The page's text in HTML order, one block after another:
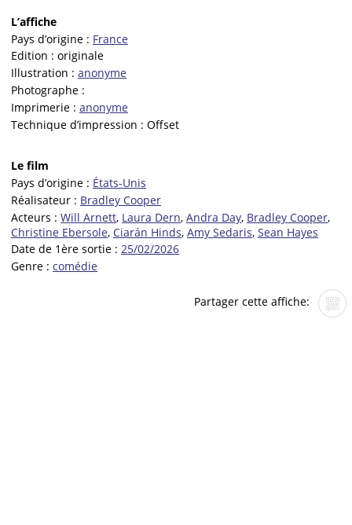
L’affiche
Pays d’origine : France
Edition : originale
Illustration : anonyme
Photographe :
Imprimerie : anonyme
Technique d’impression : Offset
Le film
Pays d’origine : États-Unis
Réalisateur : Bradley Cooper
Acteurs : Will Arnett, Laura Dern, Andra Day, Bradley Cooper,
Christine Ebersole, Ciarán Hinds, Amy Sedaris, Sean Hayes
Date de 1ère sortie : 25/02/2026
Genre : comédie
Partager cette affiche: